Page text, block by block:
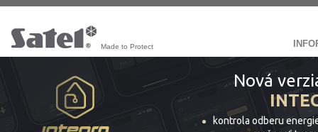
Made to Protect
Nová
kontrola odberu